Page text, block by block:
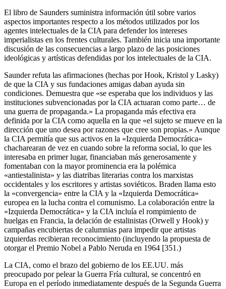
El libro de Saunders suministra información útil sobre varios
aspectos importantes respecto a los métodos utilizados por los
agentes intelectuales de la CIA para defender los intereses
imperialistas en los frentes culturales. También inicia una importante
discusión de las consecuencias a largo plazo de las posiciones
ideológicas y artísticas defendidas por los intelectuales de la CIA.
Saunder refuta las afirmaciones (hechas por Hook, Kristol y Lasky)
de que la CIA y sus fundaciones amigas daban ayuda sin
condiciones. Demuestra que «se esperaba que los individuos y las
instituciones subvencionadas por la CIA actuaran como parte… de
una guerra de propaganda.» La propaganda más efectiva era
definida por la CIA como aquella en la que «el sujeto se mueve en la
dirección que uno desea por razones que cree son propias.» Aunque
la CIA permitía que sus activos en la «Izquierda Democrática»
chacharearan de vez en cuando sobre la reforma social, lo que les
interesaba en primer lugar, financiaban más generosamente y
fomentaban con la mayor prominencia era la polémica
«antiestalinista» y las diatribas literarias contra los marxistas
occidentales y los escritores y artistas soviéticos. Braden llama esto
la «convergencia» entre la CIA y la «Izquierda Democrática»
europea en la lucha contra el comunismo. La colaboración entre la
«Izquierda Democrática» y la CIA incluía el rompimiento de
huelgas en Francia, la delación de estalinistas (Orwell y Hook) y
campañas encubiertas de calumnias para impedir que artistas
izquierdas recibieran reconocimiento (incluyendo la propuesta de
otorgar el Premio Nobel a Pablo Neruda en 1964 [351.)
La CIA, como el brazo del gobierno de los EE.UU. más
preocupado por pelear la Guerra Fría cultural, se concentró en
Europa en el período inmediatamente después de la Segunda Guerra